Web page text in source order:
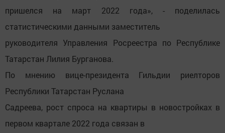
пришелся на март 2022 года», - поделилась
статистическими данными заместитель
руководителя Управления Росреестра по Республике
Татарстан Лилия Бурганова.
По мнению вице-президента Гильдии риелторов
Республики Татарстан Руслана
Садреева, рост спроса на квартиры в новостройках в
первом квартале 2022 года связан в